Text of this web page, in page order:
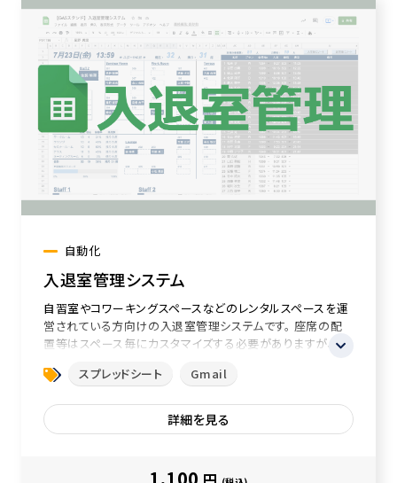
自動化
入退室管理システム
自習室やコワーキングスペースなどのレンタルスペースを運
営されている方向けの入退室管理システムです。 座席の配
置等はスペース毎にカスタマイズする必要がありますが、基
スプレッドシート Gmail
詳細を見る